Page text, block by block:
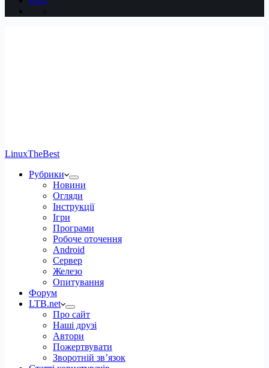
LinuxTheBest
Рубрики
Новини
Огляди
Інструкції
Ігри
Програми
Робоче оточення
Android
Сервер
Железо
Опитування
Форум
LTB.net
Про сайт
Наші друзі
Автори
Пожертвувати
Зворотній зв’язок